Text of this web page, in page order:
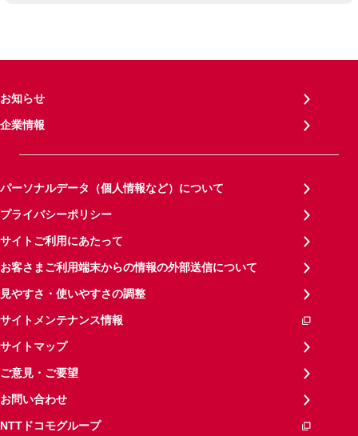
お知らせ
企業情報
パーソナルデータ（個人情報など）について
プライバシーポリシー
サイトご利用にあたって
お客さまご利用端末からの情報の外部送信について
見やすさ・使いやすさの調整
サイトメンテナンス情報
サイトマップ
ご意見・ご要望
お問い合わせ
NTTドコモグループ